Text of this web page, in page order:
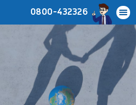
0800-432326